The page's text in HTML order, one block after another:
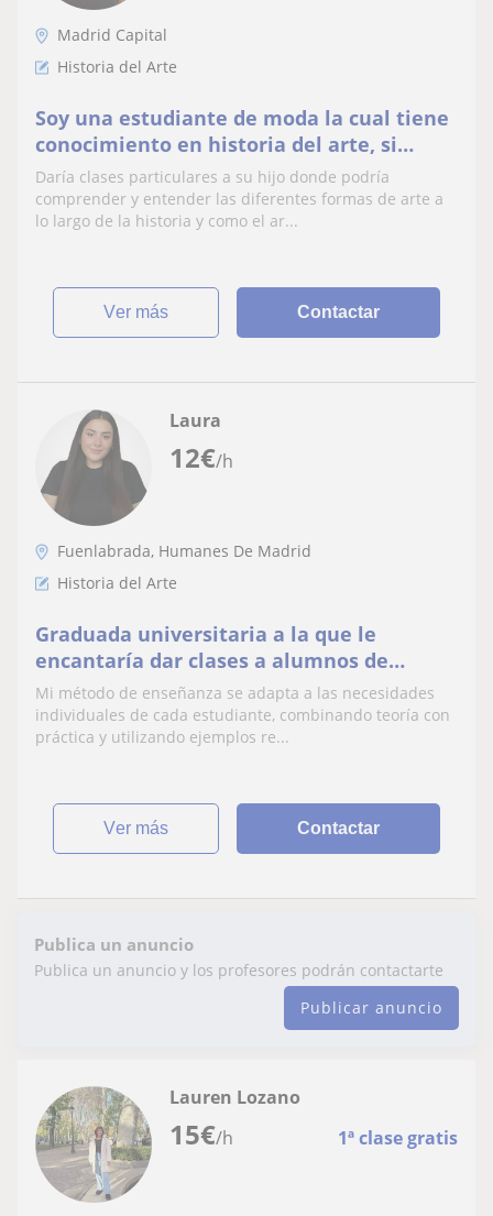
Madrid Capital
Historia del Arte
Soy una estudiante de moda la cual tiene
conocimiento en historia del arte, si
dibujo y otras asignaturas ralicionadas
con el arte
Daría clases particulares a su hijo donde podría
comprender y entender las diferentes formas de arte a
lo largo de la historia y como el ar...
ver más Contactar
12€/h
Laura
Fuenlabrada, Humanes De Madrid
Historia del Arte
Graduada universitaria a la que le
encantaría dar clases a alumnos de
distintos niveles
Mi método de enseñanza se adapta a las necesidades
individuales de cada estudiante, combinando teoría con
práctica y utilizando ejemplos re...
ver más Contactar
Publica un anuncio
Publica un anuncio y los profesores podrán contactarte
Publicar anuncio
15€/h 1ª clase gratis
Lauren Lozano